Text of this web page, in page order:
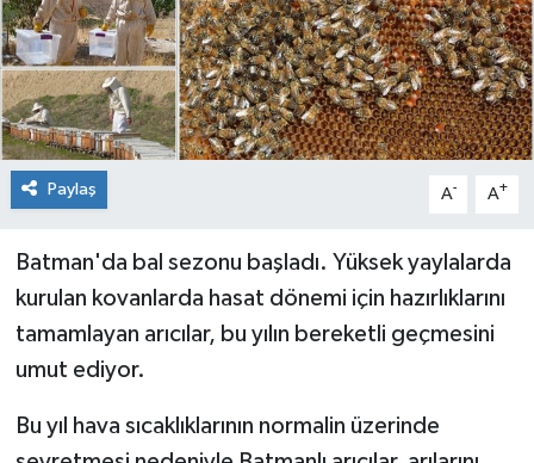
Paylaş A- A+
Batman'da bal sezonu başladı. Yüksek yaylalarda
kurulan kovanlarda hasat dönemi için hazırlıklarını
tamamlayan arıcılar, bu yılın bereketli geçmesini
umut ediyor.
Bu yıl hava sıcaklıklarının normalin üzerinde
Gündem
İlim & İrfan
Kültür & Sanat
Sağlık
Sağlık & Yaşam